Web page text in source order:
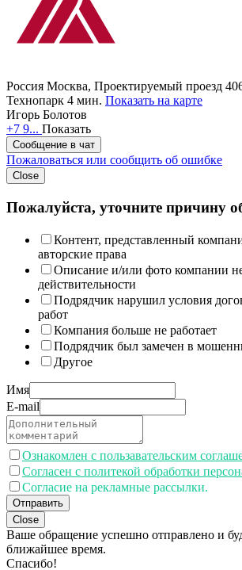
Россия Москва, Проектируемый проезд
Технопарк 4 мин. Показать на карте
Игорь Болотов
+7 9... Показать
Сообщение в чат
Пожаловаться или сообщить об ошибке
Close
Пожалуйста, уточните причину
Контент, представленный
авторские права
Описание и/или фото компании
действительности
Подрядчик нарушил условия
работ
Компания больше не работает
Подрядчик был замечен в
Другое
Имя
E-mail
Ознакомлен с пользавательским
Согласен с политекой обработки
Согласие на рекламные рассылки.
Отправить
Close
Ваше обращение успешно отправлено и
ближайшее время.
Спасибо!